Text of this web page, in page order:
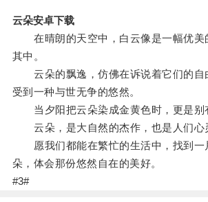
云朵安卓下载
在晴朗的天空中，白云像是一幅优美
其中。
云朵的飘逸，仿佛在诉说着它们的自
受到一种与世无争的悠然。
当夕阳把云朵染成金黄色时，更是别
云朵，是大自然的杰作，也是人们心
愿我们都能在繁忙的生活中，找到一
朵，体会那份悠然自在的美好。
#3#